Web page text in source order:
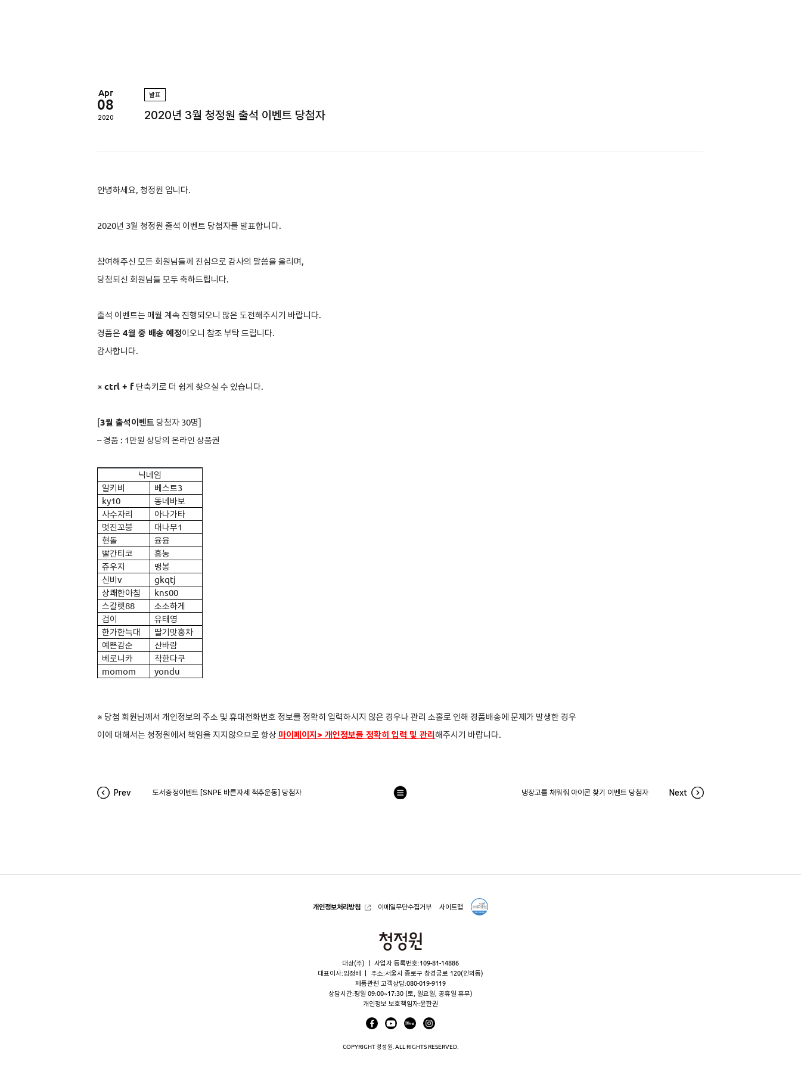
Apr
08
2020
발표
2020년 3월 청정원 출석 이벤트 당첨자
안녕하세요, 청정원 입니다.
2020년 3월 청정원 출석 이벤트 당첨자를 발표합니다.
참여해주신 모든 회원님들께 진심으로 감사의 말씀을 올리며,
당첨되신 회원님들 모두 축하드립니다.
출석 이벤트는 매월 계속 진행되오니 많은 도전해주시기 바랍니다.
경품은 4월 중 배송 예정이오니 참조 부탁 드립니다.
감사합니다.
※ctrl + f 단축키로 더 쉽게 찾으실 수 있습니다.
[3월 출석이벤트 당첨자 30명]
–경품 : 1만원 상당의 온라인 상품권
닉네임
알키비
베스트3
ky10
동네바보
사수자리
아나가타
멋진꼬붕
대나무1
현돌
융융
빨간티코
흥농
쥬우지
맹봉
신비v
gkqtj
상쾌한아침
kns00
스칼렛88
소소하게
검이
유태영
한가한늑대
딸기맛홍차
예쁜감순
산바람
베로니카
착한다쿠
momom
yondu
※ 당첨 회원님께서 개인정보의 주소 및 휴대전화번호 정보를 정확히 입력하시지 않은 경우나 관리 소홀로 인해 경품배송에 문제가 발생한 경우
이에 대해서는 청정원에서 책임을 지지않으므로 항상 마이페이지> 개인정보를 정확히 입력 및 관리해주시기 바랍니다.
Prev 도서증정이벤트 [SNPE 바른자세 척추운동] 당첨자 냉장고를 채워줘 아이콘 찾기 이벤트 당첨자 Next
목
개인정보처리방침 이메일무단수집거부 사이트맵
청
원
대상(주)
사업자 등록번호:109-81-14886
대표이사:임정배
주소:서울시 종로구 창경궁로 120(인의동)
제품관련 고객상담:080-019-9119
상담시간:평일 09:00~17:30 (토, 일요일, 공휴일 휴무)
개인정보 보호책임자:윤한권
COPYRIGHT 청정원. ALL RIGHTS RESERVED.